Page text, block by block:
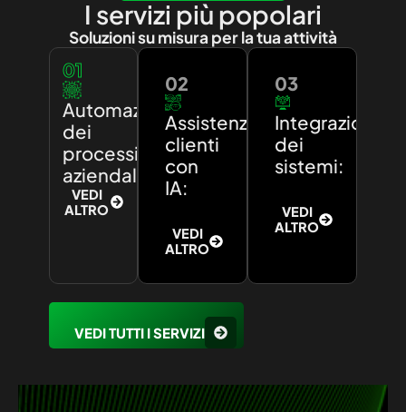
I servizi più popolari
Soluzioni su misura per la tua attività
01
Automazione
dei
processi
aziendali:
VEDI
ALTRO
02
Assistenza
clienti
con
IA:
VEDI
ALTRO
03
Integrazione
dei
sistemi:
VEDI
ALTRO
VEDI TUTTI I SERVIZI